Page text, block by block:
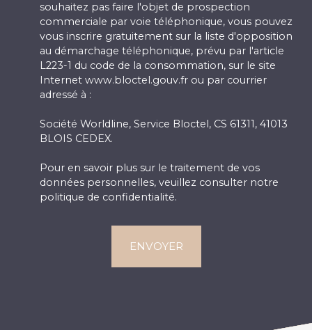
souhaitez pas faire l'objet de prospection
commerciale par voie téléphonique, vous pouvez
vous inscrire gratuitement sur la liste d'opposition
au démarchage téléphonique, prévu par l'article
L223-1 du code de la consommation, sur le site
Internet www.bloctel.gouv.fr ou par courrier
adressé à :
Société Worldline, Service Bloctel, CS 61311, 41013
BLOIS CEDEX.
Pour en savoir plus sur le traitement de vos
données personnelles, veuillez consulter notre
politique de confidentialité.
ENVOYER